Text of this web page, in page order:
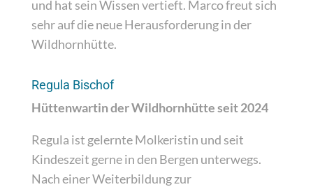
und hat sein Wissen vertieft. Marco freut sich
sehr auf die neue Herausforderung in der
Wildhornhütte.
Regula Bischof
Hüttenwartin der Wildhornhütte seit 2024
Regula ist gelernte Molkeristin und seit
Kindeszeit gerne in den Bergen unterwegs.
Nach einer Weiterbildung zur